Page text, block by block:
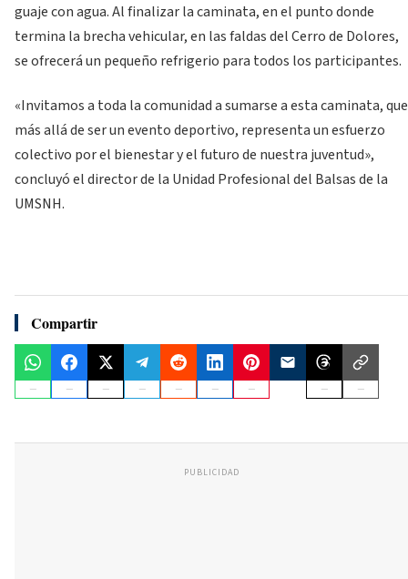
guaje con agua. Al finalizar la caminata, en el punto donde
termina la brecha vehicular, en las faldas del Cerro de Dolores,
se ofrecerá un pequeño refrigerio para todos los participantes.
«Invitamos a toda la comunidad a sumarse a esta caminata, que
más allá de ser un evento deportivo, representa un esfuerzo
colectivo por el bienestar y el futuro de nuestra juventud»,
concluyó el director de la Unidad Profesional del Balsas de la
UMSNH.
Compartir
PUBLICIDAD